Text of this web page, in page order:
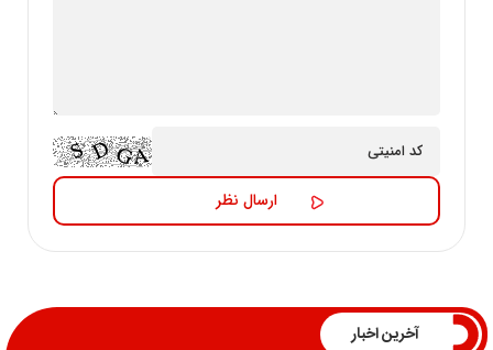
آخرین اخبار